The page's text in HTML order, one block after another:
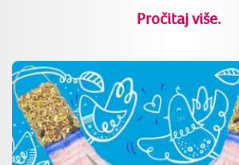
Pročitaj više.